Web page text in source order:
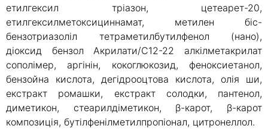
етилгексил тріазон, цетеарет-20,
етилгексилметоксициннамат, метилен біс-
бензотриазоліл тетраметилбутилфенол (нано),
діоксид бензол Акрилати/С12-22 алкілметакрилат
сополімер, аргінін, кокоглюкозид, феноксиетанол,
бензойна кислота, дегідрооцтова кислота, олія ши,
екстракт ромашки, екстракт солодки, пантенол,
диметикон, стеарилдіметикон, β-карот, β-карот
композиція, бутілфенілметилпропіонал, цитронеллол.